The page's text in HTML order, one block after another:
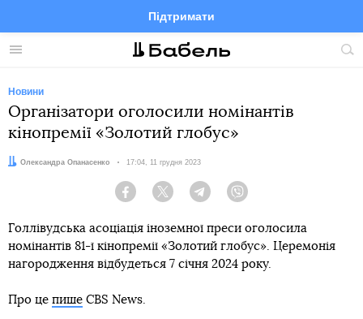
Меню
Підтримати
FacebookTelegramTwitter
Новини
Організатори оголосили номінантів
кінопремії «Золотий глобус»
Автор:
Олександра Опанасенко Дата:
17:04, 11 грудня 2023
Facebook Twitter Telegram
Голлівудська асоціація іноземної преси оголосила
номінантів 81-ї кінопремії «Золотий глобус». Церемонія
нагородження відбудеться 7 січня 2024 року.
Про це пише CBS News.